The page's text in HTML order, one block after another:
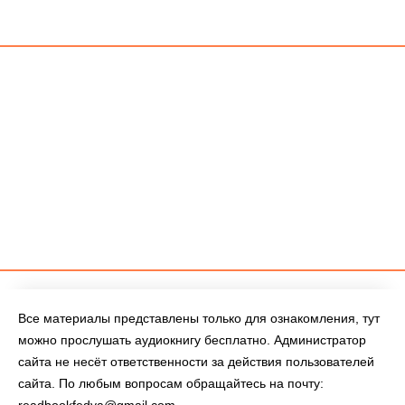
Все материалы представлены только для ознакомления, тут
можно прослушать аудиокнигу бесплатно. Администратор
сайта не несёт ответственности за действия пользователей
сайта. По любым вопросам обращайтесь на почту: